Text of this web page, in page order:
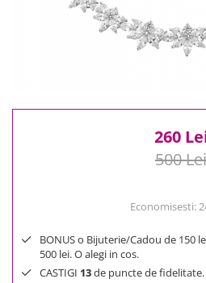
300 Lei - 500 Lei
260
500 Lei
Economisesti:
BONUS o Bijuterie/Cadou de 150
500 lei. O alegi in cos.
CASTIGI 13de puncte de fidelitate.